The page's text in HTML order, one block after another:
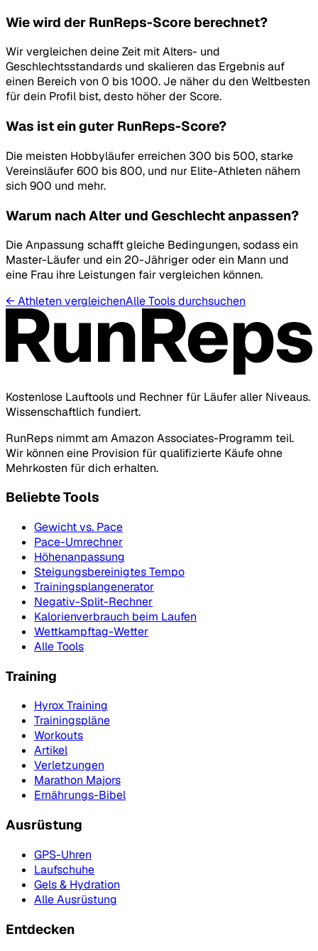
Wie wird der RunReps-Score berechnet?
Wir vergleichen deine Zeit mit Alters- und
Geschlechtsstandards und skalieren das Ergebnis auf
einen Bereich von 0 bis 1000. Je näher du den Weltbesten
für dein Profil bist, desto höher der Score.
Was ist ein guter RunReps-Score?
Die meisten Hobbyläufer erreichen 300 bis 500, starke
Vereinsläufer 600 bis 800, und nur Elite-Athleten nähern
sich 900 und mehr.
Warum nach Alter und Geschlecht anpassen?
Die Anpassung schafft gleiche Bedingungen, sodass ein
Master-Läufer und ein 20-Jähriger oder ein Mann und
eine Frau ihre Leistungen fair vergleichen können.
← Athleten vergleichenAlle Tools durchsuchen
Kostenlose Lauftools und Rechner für Läufer aller Niveaus.
Wissenschaftlich fundiert.
RunReps nimmt am Amazon Associates-Programm teil.
Wir können eine Provision für qualifizierte Käufe ohne
Mehrkosten für dich erhalten.
Beliebte Tools
Gewicht vs. Pace
Pace-Umrechner
Höhenanpassung
Steigungsbereinigtes Tempo
Trainingsplangenerator
Negativ-Split-Rechner
Kalorienverbrauch beim Laufen
Wettkampftag-Wetter
Alle Tools
Training
Hyrox Training
Trainingspläne
Workouts
Artikel
Verletzungen
Marathon Majors
Ernährungs-Bibel
Ausrüstung
GPS-Uhren
Laufschuhe
Gels & Hydration
Alle Ausrüstung
Entdecken